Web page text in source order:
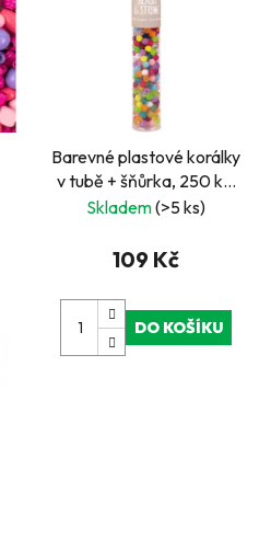
Barevné plastové korálky
v tubě + šňůrka, 250 ks,
barevné
Skladem(>5 ks)
109 Kč
DO KOŠÍKU